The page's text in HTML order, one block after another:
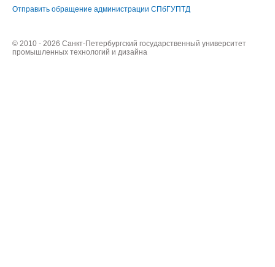
Отправить обращение администрации СПбГУПТД
© 2010 - 2026 Санкт-Петербургский государственный университет
промышленных технологий и дизайна